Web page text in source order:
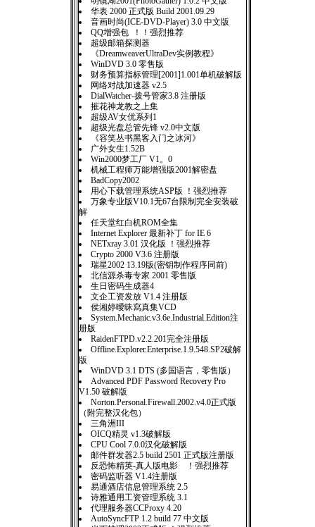
华表 2000 正式版 Build 2001.09.29
音画时尚(ICE-DVD-Player) 3.0 中文版
QQ增强包 ！！强烈推荐
超级邮箱探测器
《DreamweaverUltraDev实例教程》
WinDVD 3.0 零售版
财务预算指标管理[2001]1.001单机破解版
网络对战加速器 v2.5
DialWatcher-拨号管家3.8 注册版
摧花神龙教之上集
超级AV女优系列1
超级光盘总管先锋 v2.0中文版
《容笑丛书黑客入门之冰河》
广外女生1.52B
Win2000梦工厂 V1。0
机械工程师万能增强版2001解密盘
BadCopy2002
用心下载管理系统ASP版 ！强烈推荐
万象专业版V10.1无67台限制完全安装破
解
任天堂红白机ROM全集
Internet Explorer 最新补丁 for IE 6
NETxray 3.01 汉化版 ！强烈推荐
Crypto 2000 V3.6 注册版
瑞星2002 13.19版(密钥制作程序同前)
北信源杀毒专家 2001 零售版
生日密码生成器4
文企工资发放 V1.4 注册版
侯湘婷曖昧寫真集VCD
System.Mechanic.v3.6e.Industrial.Edition注
册版
RaidenFTPD.v2.2.201完全注册版
Offline.Explorer.Enterprise.1.9.548.SP2破解
版
WinDVD 3.1 DTS (多国语言，零售版）
Advanced PDF Password Recovery Pro
V1.50 破解版
Norton.Personal.Firewall.2002.v4.0正式版
（附完整汉化包）
三角洲III
OICQ精灵 v1.3破解版
CPU Cool 7.0.0汉化破解版
邮件群发器2.5 build 2501 正式版注册版
反恐怖精英-真人版电影 ！强烈推荐
密码监听器 V1.4注册版
易通酒店信息管理系统 2.5
诗雅通用工资管理系统 3.1
代理服务器CCProxy 4.20
AutoSyncFTP 1.2 build 77 中文版